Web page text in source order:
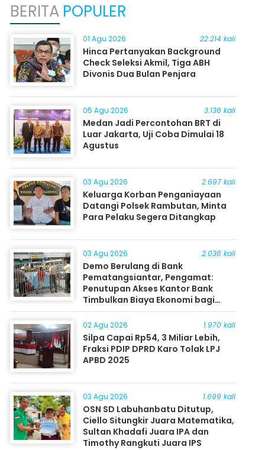
BERITA POPULER
01 Agu 2026 22.214 kali
Hinca Pertanyakan Background
Check Seleksi Akmil, Tiga ABH
Divonis Dua Bulan Penjara
05 Agu 2026 3.136 kali
Medan Jadi Percontohan BRT di
Luar Jakarta, Uji Coba Dimulai 18
Agustus
03 Agu 2026 2.697 kali
Keluarga Korban Penganiayaan
Datangi Polsek Rambutan, Minta
Para Pelaku Segera Ditangkap
03 Agu 2026 2.036 kali
Demo Berulang di Bank
Pematangsiantar, Pengamat:
Penutupan Akses Kantor Bank
Timbulkan Biaya Ekonomi bagi
Masyarakat
02 Agu 2026 1.970 kali
Silpa Capai Rp54, 3 Miliar Lebih,
Fraksi PDIP DPRD Karo Tolak LPJ
APBD 2025
03 Agu 2026 1.699 kali
OSN SD Labuhanbatu Ditutup,
Ciello Situngkir Juara Matematika,
Sultan Khadafi Juara IPA dan
Timothy Rangkuti Juara IPS